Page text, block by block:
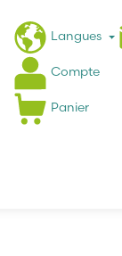
Langues
Compte
Panier